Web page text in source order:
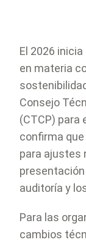
El 2026
en materia
Consejo
(CTCP) para
confirma
para ajustes
auditoría y
Para las
cambios